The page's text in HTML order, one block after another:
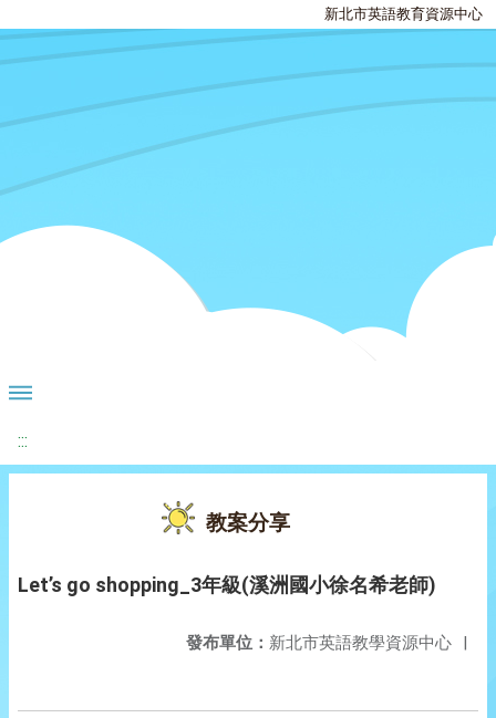
新北市英語教育資源中心
:::
教案分享
Let’s go shopping_3年級(溪洲國小徐名希老師)
發布單位： 新北市英語教學資源中心 |